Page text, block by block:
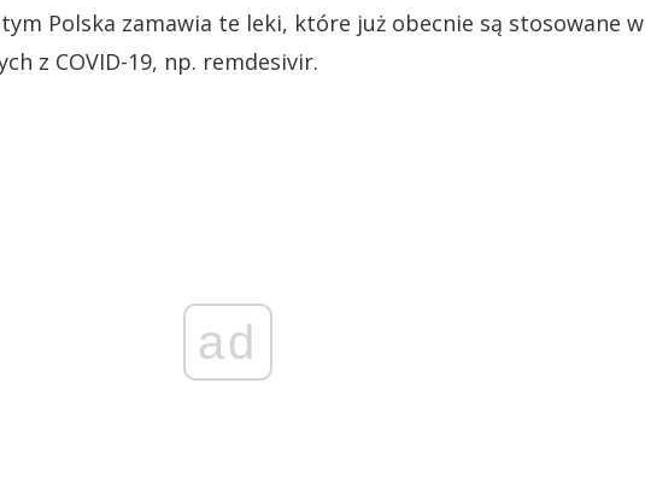
Polska zamawia te leki, które już obecnie są stosowane w
z COVID-19, np. remdesivir.
ad